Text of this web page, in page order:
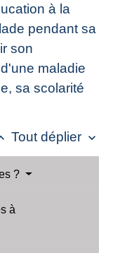
à la
pendant sa
son
maladie
sa scolarité
Tout déplier keyboard_arrow_down
?
à